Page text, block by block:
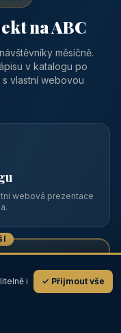
na ABC
měsíčně.
v katalogu po
vlastní webovou
webová prezentace
zlatý odznak a
💬
i
✓ Přijmout vše